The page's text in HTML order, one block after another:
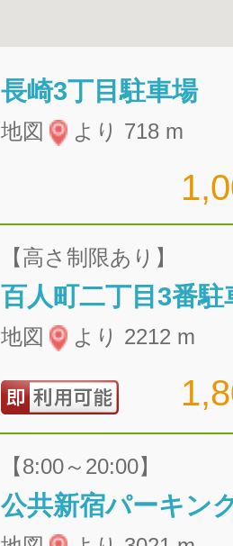
長崎3丁目駐車場
地図 より 718 m
【高さ制限あり】
百人町二丁目3番駐
地図 より 2212 m
【8:00～20:00】
公共新宿パーキン